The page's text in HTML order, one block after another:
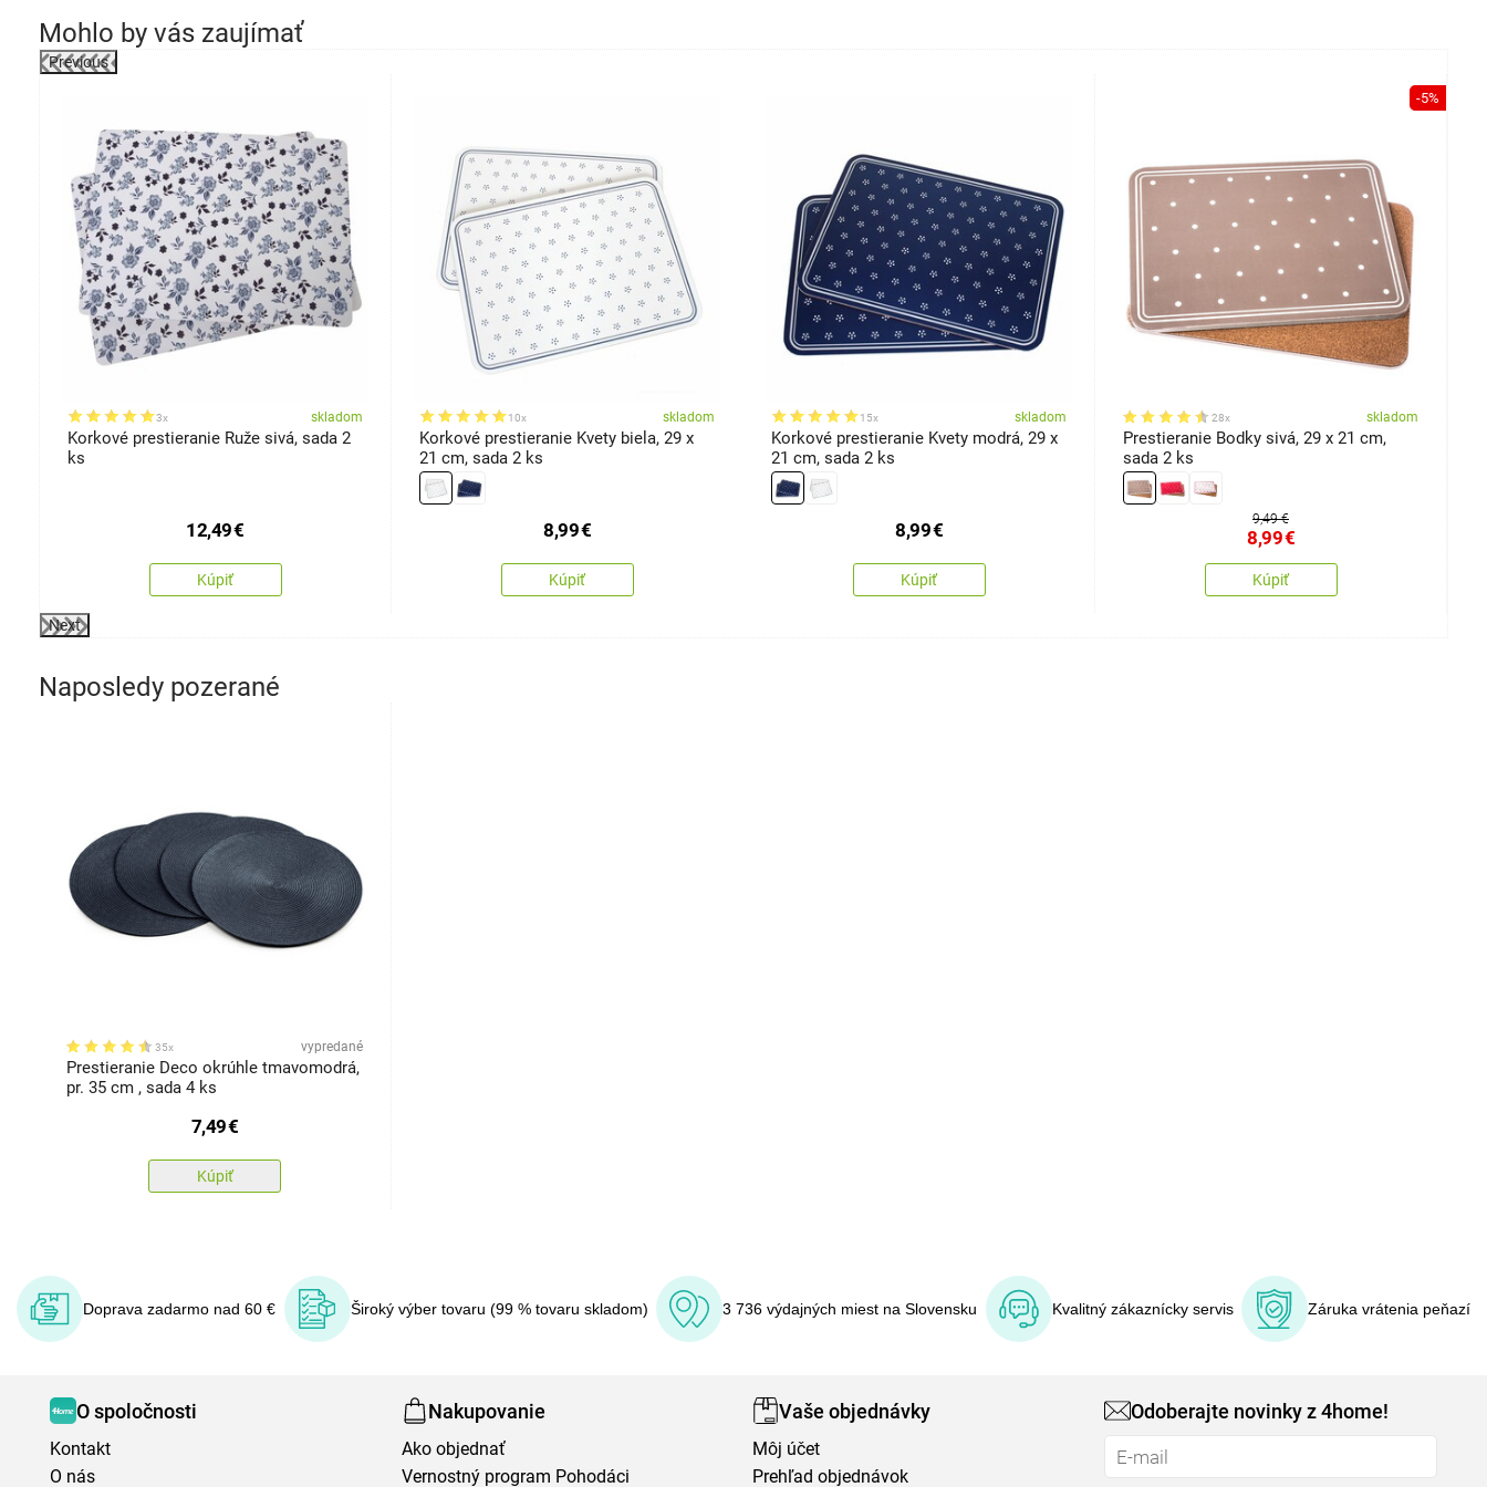
Mohlo by vás zaujímať
Previous
3x skladom
Korkové prestieranie Ruže sivá, sada 2
ks
12,49€
Kúpiť
10x skladom
Korkové prestieranie Kvety biela, 29 x
21 cm, sada 2 ks
8,99€
Kúpiť
15x skladom
Korkové prestieranie Kvety modrá, 29 x
21 cm, sada 2 ks
8,99€
Kúpiť
-5%
28x skladom
Prestieranie Bodky sivá, 29 x 21 cm,
sada 2 ks
9,49 €
8,99€
Kúpiť
Next
Naposledy pozerané
35x vypredané
Prestieranie Deco okrúhle tmavomodrá,
pr. 35 cm , sada 4 ks
7,49€
Kúpiť
Doprava zadarmo nad 60 € Široký výber tovaru (99 % tovaru skladom) 3 736 výdajných miest na Slovensku Kvalitný zákaznícky servis Záruka vrátenia peňazí
O spoločnosti
Kontakt
O nás
Nakupovanie
Ako objednať
Vernostný program Pohodáci
Vaše objednávky
Môj účet
Prehľad objednávok
Odoberajte novinky z 4home!